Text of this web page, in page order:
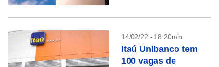
14/02/22 - 18:20min
Itaú Unibanco tem
100 vagas de